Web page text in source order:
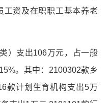
工资及在职职工基本养老
）支出106万元，占一般
。其中：2100302款乡
款计划生育机构支出5万